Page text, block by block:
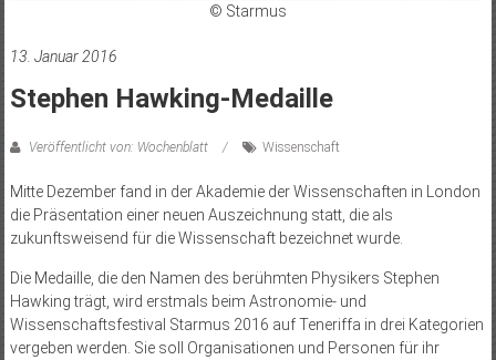
© Starmus
13. Januar 2016
Stephen Hawking-Medaille
Veröffentlicht von: Wochenblatt Wissenschaft
Mitte Dezember fand in der Akademie der Wissenschaften in London
die Präsentation einer neuen Auszeichnung statt, die als
zukunftsweisend für die Wissenschaft bezeichnet wurde.
Die Medaille, die den Namen des berühmten Physikers Stephen
Hawking trägt, wird erstmals beim Astronomie- und
Wissenschaftsfestival Starmus 2016 auf Teneriffa in drei Kategorien
vergeben werden. Sie soll Organisationen und Personen für ihr